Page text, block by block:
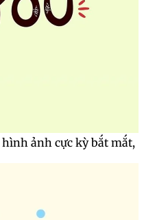
ảnh cực kỳ bắt mắt,